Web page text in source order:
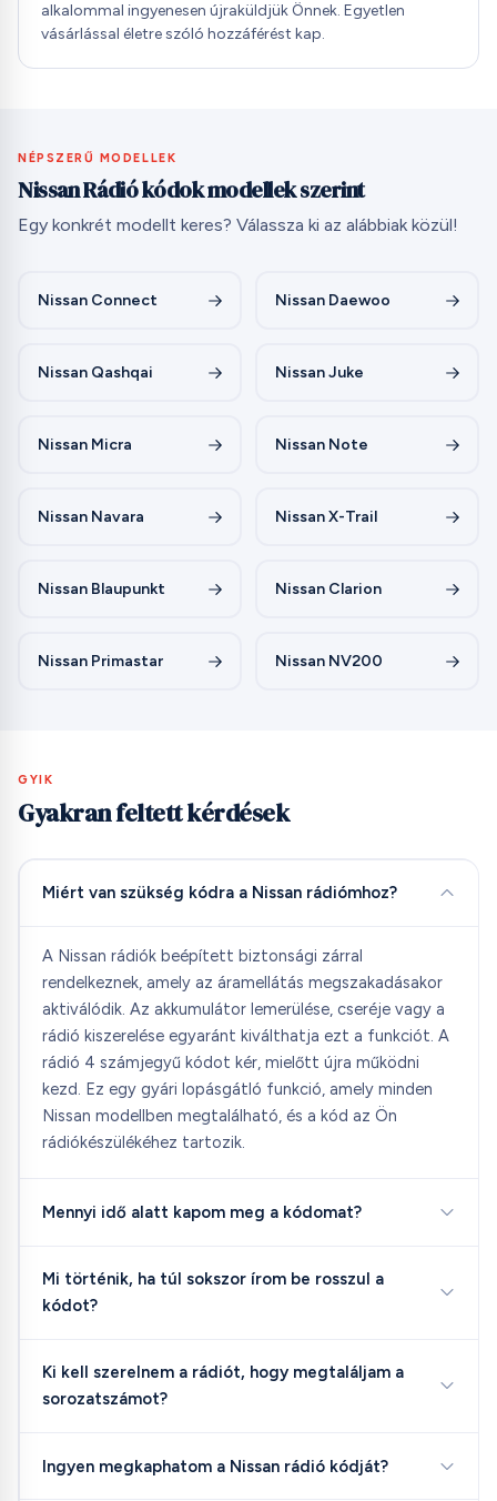
alkalommal ingyenesen újraküldjük Önnek. Egyetlen
vásárlással életre szóló hozzáférést kap.
NÉPSZERŰ MODELLEK
Nissan Rádió kódok modellek szerint
Egy konkrét modellt keres? Válassza ki az alábbiak közül!
Nissan Connect Nissan Daewoo
Nissan Qashqai Nissan Juke
Nissan Micra Nissan Note
Nissan Navara Nissan X-Trail
Nissan Blaupunkt Nissan Clarion
Nissan Primastar Nissan NV200
GYIK
Gyakran feltett kérdések
Miért van szükség kódra a Nissan rádiómhoz?
A Nissan rádiók beépített biztonsági zárral
rendelkeznek, amely az áramellátás megszakadásakor
aktiválódik. Az akkumulátor lemerülése, cseréje vagy a
rádió kiszerelése egyaránt kiválthatja ezt a funkciót. A
rádió 4 számjegyű kódot kér, mielőtt újra működni
kezd. Ez egy gyári lopásgátló funkció, amely minden
Nissan modellben megtalálható, és a kód az Ön
rádiókészülékéhez tartozik.
Mennyi idő alatt kapom meg a kódomat?
Mi történik, ha túl sokszor írom be rosszul a
kódot?
Ki kell szerelnem a rádiót, hogy megtaláljam a
sorozatszámot?
Ingyen megkaphatom a Nissan rádió kódját?